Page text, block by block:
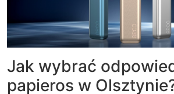
Jak wybrać
papieros w